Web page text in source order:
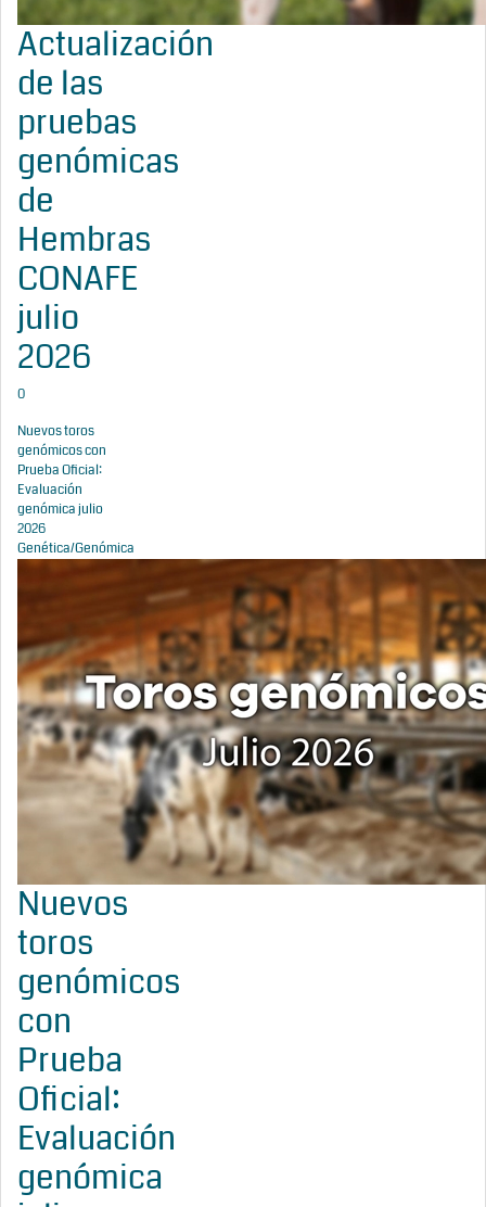
Actualización
de las
pruebas
genómicas
de
Hembras
CONAFE
julio
2026
0
Nuevos toros
genómicos con
Prueba Oficial:
Evaluación
genómica julio
2026
Genética/Genómica
Nuevos
toros
genómicos
con
Prueba
Oficial:
Evaluación
genómica